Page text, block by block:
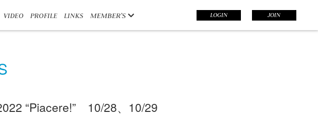
VIDEO PROFILE LINKS MEMBER’S LOGIN JOIN
“Piacere!” 10/28、10/29